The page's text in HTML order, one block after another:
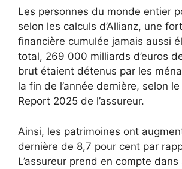
Les personnes du monde entier
selon les calculs d’Allianz, une
financière cumulée jamais aussi
total, 269 000 milliards d’euros
brut étaient détenus par les
la fin de l’année dernière, selon
Report 2025 de l’assureur.
Ainsi, les patrimoines ont
dernière de 8,7 pour cent par
L’assureur prend en compte